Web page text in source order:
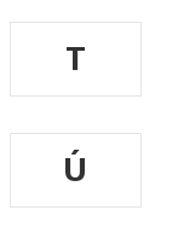
T
Ú